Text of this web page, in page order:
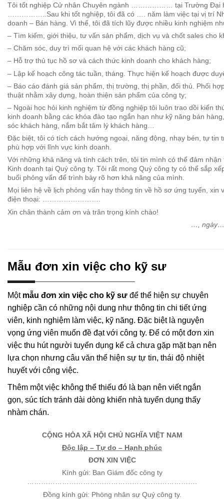
Tôi tốt nghiệp Cử nhân Chuyên ngành ……………… tại Trường Đại
……………..Sau khi tốt nghiệp, tôi đã có …. năm làm việc tại vị trí
doanh – Bán hàng. Vì thế, tôi đã tích lũy được nhiều kinh nghiệm
– Tìm kiếm, giới thiệu, tư vấn sản phẩm, dịch vụ và chốt sales cho
– Chăm sóc, duy trì mối quan hệ với các khách hàng cũ;
– Hỗ trợ thủ tục hồ sơ và cách thức kinh doanh cho khách hàng;
– Lập kế hoạch công tác tuần, tháng. Thực hiện kế hoạch được
– Báo cáo đánh giá sản phẩm, thị trường, thị phần, đối thủ. Phối
thuật nhằm xây dựng, hoàn thiện sản phẩm của công ty;
– Ngoài học hỏi kinh nghiệm từ đồng nghiệp tôi luôn trao dồi kiến
kinh doanh bằng các khóa đào tạo ngắn hạn như kỹ năng bán
sóc khách hàng, nắm bắt tâm lý khách hàng…
Đặc biệt, tôi có tích cách hướng ngoại, năng động, nhạy bén, tự tin
phù hợp với lĩnh vực kinh doanh.
Với những khả năng và tính cách trên, tôi tin mình có thể đảm nhận
Kinh doanh tại Quý công ty. Tôi rất mong Quý công ty có thể sắp
buổi phỏng vấn để trình bày rõ hơn khả năng của mình.
Mọi liên hệ về lịch phỏng vấn hay thông tin về hồ sơ ứng tuyển, xin
điện thoại: …………………….
Xin chân thành cảm ơn và trân trọng kính chào!
…,
Mẫu đơn xin việc cho kỹ sư
Một mẫu đơn xin việc cho kỹ sư để thể hiện sự chuyên
nghiệp cần có những nội dung như thông tin chi tiết ứng
viên, kinh nghiệm làm việc, kỹ năng. Đặc biệt là nguyện
vọng ứng viên muốn đề đạt với công ty. Để có một đơn xin
việc thu hút người tuyển dụng kể cả chưa gặp mặt bạn nên
lựa chọn nhưng câu văn thể hiện sự tự tin, thái độ nhiệt
huyết với công việc.
Thêm một việc không thể thiếu đó là bạn nên viết ngắn
gọn, súc tích tránh dài dòng khiến nhà tuyển dụng thấy
nhàm chán.
CỘNG HÒA XÃ HỘI CHỦ NGHĨA VIỆT NAM
Độc lập – Tự do – Hạnh phúc
ĐƠN XIN VIỆC
Kính gửi: Ban Giám đốc công ty
……………………………………………………………….
Đồng kính gửi: Phòng nhân sự Quý công ty.